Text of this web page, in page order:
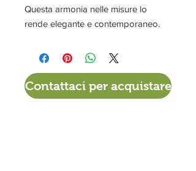
Questa armonia nelle misure lo
rende elegante e contemporaneo.
Contattaci per acquistare